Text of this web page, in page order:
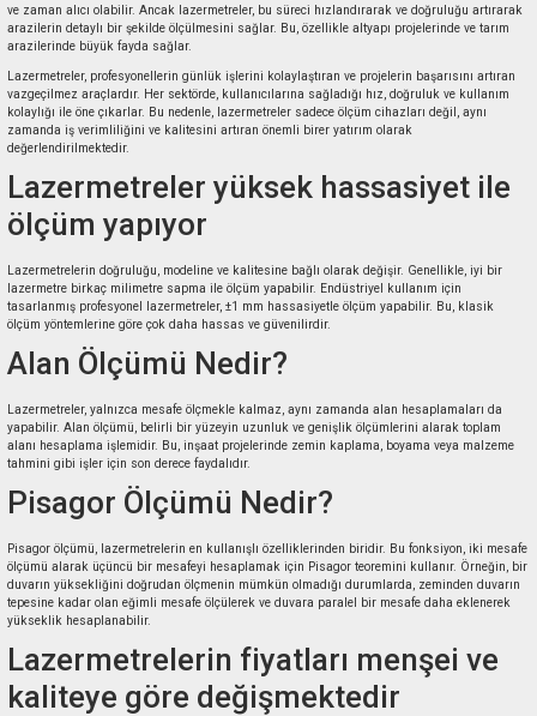
ve zaman alıcı olabilir. Ancak lazermetreler, bu süreci hızlandırarak ve doğruluğu artırarak
arazilerin detaylı bir şekilde ölçülmesini sağlar. Bu, özellikle altyapı projelerinde ve tarım
arazilerinde büyük fayda sağlar.
Lazermetreler, profesyonellerin günlük işlerini kolaylaştıran ve projelerin başarısını artıran
vazgeçilmez araçlardır. Her sektörde, kullanıcılarına sağladığı hız, doğruluk ve kullanım
kolaylığı ile öne çıkarlar. Bu nedenle, lazermetreler sadece ölçüm cihazları değil, aynı
zamanda iş verimliliğini ve kalitesini artıran önemli birer yatırım olarak
değerlendirilmektedir.
Lazermetreler yüksek hassasiyet ile
ölçüm yapıyor
Lazermetrelerin doğruluğu, modeline ve kalitesine bağlı olarak değişir. Genellikle, iyi bir
lazermetre birkaç milimetre sapma ile ölçüm yapabilir. Endüstriyel kullanım için
tasarlanmış profesyonel lazermetreler, ±1 mm hassasiyetle ölçüm yapabilir. Bu, klasik
ölçüm yöntemlerine göre çok daha hassas ve güvenilirdir.
Alan Ölçümü Nedir?
Lazermetreler, yalnızca mesafe ölçmekle kalmaz, aynı zamanda alan hesaplamaları da
yapabilir. Alan ölçümü, belirli bir yüzeyin uzunluk ve genişlik ölçümlerini alarak toplam
alanı hesaplama işlemidir. Bu, inşaat projelerinde zemin kaplama, boyama veya malzeme
tahmini gibi işler için son derece faydalıdır.
Pisagor Ölçümü Nedir?
Pisagor ölçümü, lazermetrelerin en kullanışlı özelliklerinden biridir. Bu fonksiyon, iki mesafe
ölçümü alarak üçüncü bir mesafeyi hesaplamak için Pisagor teoremini kullanır. Örneğin, bir
duvarın yüksekliğini doğrudan ölçmenin mümkün olmadığı durumlarda, zeminden duvarın
tepesine kadar olan eğimli mesafe ölçülerek ve duvara paralel bir mesafe daha eklenerek
yükseklik hesaplanabilir.
Lazermetrelerin fiyatları menşei ve
kaliteye göre değişmektedir